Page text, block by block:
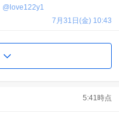
@ love122y1
7月31日(金) 10:43
5:41時点